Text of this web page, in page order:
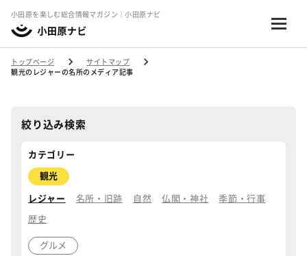
小田原を楽しむ総合情報マガジン｜小田原ナビ
トップページ
サイトマップ
観光のレジャーの名所のメディア記事
絞り込み検索
カテゴリー
観光
レジャー 名所・旧跡 自然 仏閣・神社 季節・行事
歴史
グルメ